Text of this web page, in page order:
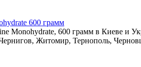
600 грамм
Monohydrate, 600 грамм в Киеве и
Житомир, Тернополь,